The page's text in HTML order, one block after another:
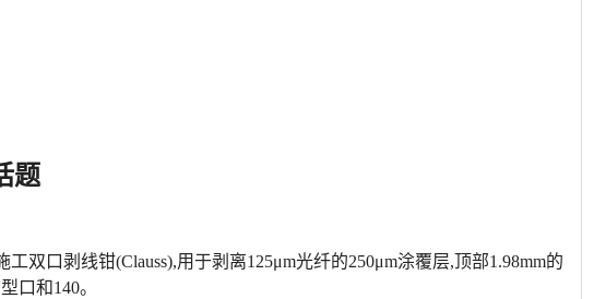
题
双口剥线钳(Clauss),用于剥离125μm光纤的250μm涂覆层,顶部1.98mm的
口和140。